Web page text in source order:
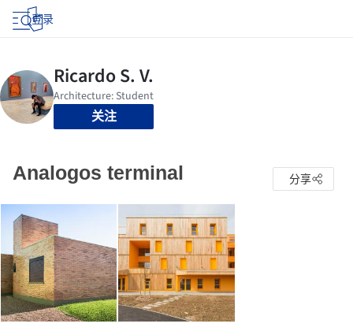
登录
关注
Analogos terminal 分享